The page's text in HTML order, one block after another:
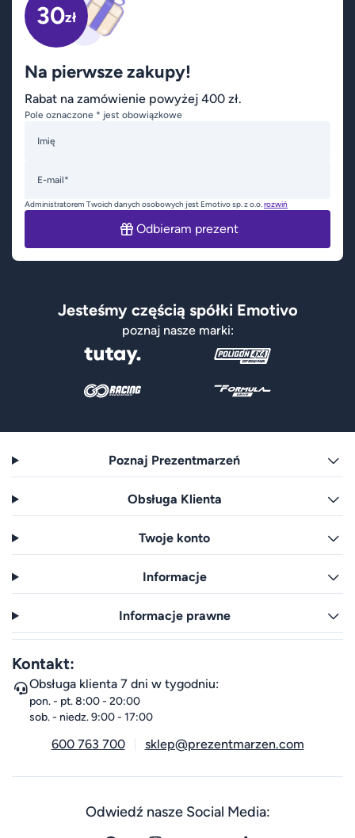
30zł
Na pierwsze zakupy!
Rabat na zamówienie powyżej 400 zł.
Pole oznaczone * jest obowiązkowe
Imię
E-mail*
Administratorem Twoich danych osobowych jest Emotivo sp. z o.o.rozwiń
Odbieram prezent
Jesteśmy częścią spółki Emotivo
poznaj nasze marki:
Poznaj Prezentmarzeń
Obsługa Klienta
Twoje konto
Informacje
Informacje prawne
Kontakt:
Obsługa klienta 7 dni w tygodniu:
pon. - pt. 8:00 - 20:00
sob. - niedz. 9:00 - 17:00
600 763 700 sklep@prezentmarzen.com
Odwiedź nasze Social Media: